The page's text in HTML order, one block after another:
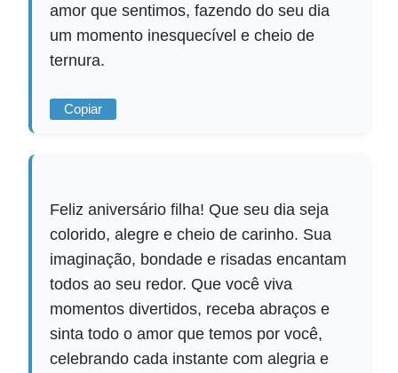
amor que sentimos, fazendo do seu dia
um momento inesquecível e cheio de
ternura.
Copiar
Feliz aniversário filha! Que seu dia seja
colorido, alegre e cheio de carinho. Sua
imaginação, bondade e risadas encantam
todos ao seu redor. Que você viva
momentos divertidos, receba abraços e
sinta todo o amor que temos por você,
celebrando cada instante com alegria e